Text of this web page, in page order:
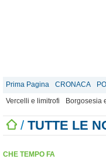
Prima Pagina CRONACA
Vercelli e limitrofi
Borgosesia
/ TUTTE LE
CHE TEMPO FA